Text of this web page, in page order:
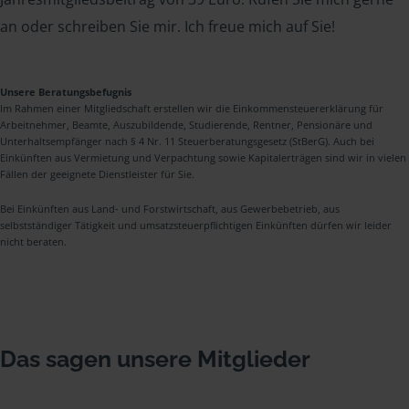
an oder schreiben Sie mir. Ich freue mich auf Sie!
Unsere Beratungsbefugnis
Im Rahmen einer Mitgliedschaft erstellen wir die Einkommensteuererklärung für
Arbeitnehmer, Beamte, Auszubildende, Studierende, Rentner, Pensionäre und
Unterhaltsempfänger nach § 4 Nr. 11 Steuerberatungsgesetz (StBerG). Auch bei
Einkünften aus Vermietung und Verpachtung sowie Kapitalerträgen sind wir in vielen
Fällen der geeignete Dienstleister für Sie.
Bei Einkünften aus Land- und Forstwirtschaft, aus Gewerbebetrieb, aus
selbstständiger Tätigkeit und umsatzsteuerpflichtigen Einkünften dürfen wir leider
nicht beraten.
Das sagen unsere Mitglieder